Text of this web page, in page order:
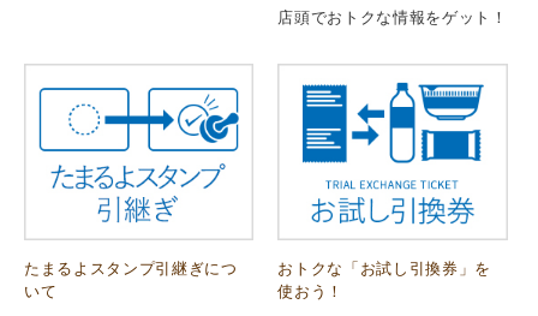
店頭でおトクな情報をゲット！
たまるよスタンプ引継ぎにつ
いて
おトクな「お試し引換券」を
使おう！